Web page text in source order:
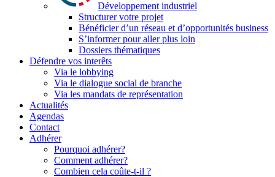
Développement industriel
Structurer votre projet
Bénéficier d’un réseau et d’opportunités business
S’informer pour aller plus loin
Dossiers thématiques
Défendre vos interêts
Via le lobbying
Via le dialogue social de branche
Via les mandats de représentation
Actualités
Agendas
Contact
Adhérer
Pourquoi adhérer?
Comment adhérer?
Combien cela coûte-t-il ?